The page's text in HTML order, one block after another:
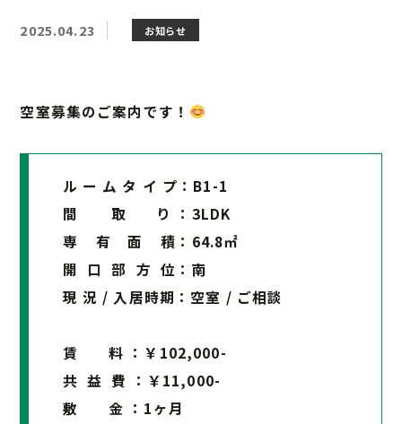
2025.04.23 お知らせ
空室募集のご案内です！
ル ー ム タ イ プ：B1-1
間 取 り ：3LDK
専 有 面 積：64.8㎡
開 口 部 方 位：南
現 況 / 入居時期：空室 / ご相談
賃 料 ：￥102,000-
共 益 費 ：￥11,000-
敷 金 ：1ヶ月